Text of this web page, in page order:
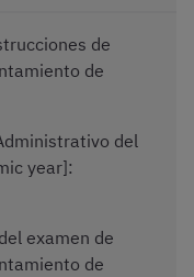
de
de
del
year]:
examen de
de